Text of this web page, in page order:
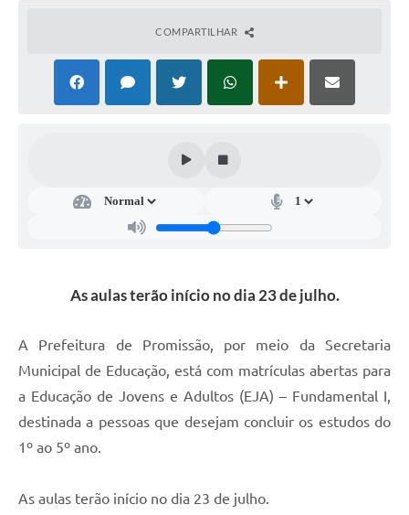
Internet Gratuita
Coleta Seletiva
Empreendedores
Galeria de Vídeos
COMPARTILHAR
As aulas terão início no dia 23 de julho.
A Prefeitura de Promissão, por meio da Secretaria
Municipal de Educação, está com matrículas abertas para
a Educação de Jovens e Adultos (EJA) – Fundamental I,
destinada a pessoas que desejam concluir os estudos do
1º ao 5º ano.
As aulas terão início no dia 23 de julho.